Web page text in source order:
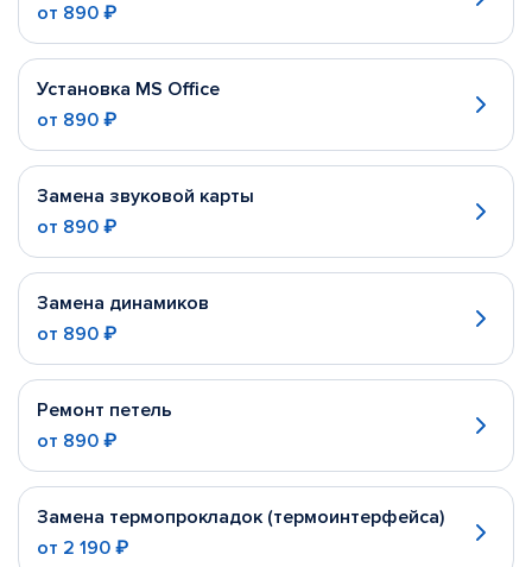
от 890 ₽
Установка MS Office
от 890 ₽
Замена звуковой карты
от 890 ₽
Замена динамиков
от 890 ₽
Ремонт петель
от 890 ₽
Замена термопрокладок (термоинтерфейса)
от 2 190 ₽